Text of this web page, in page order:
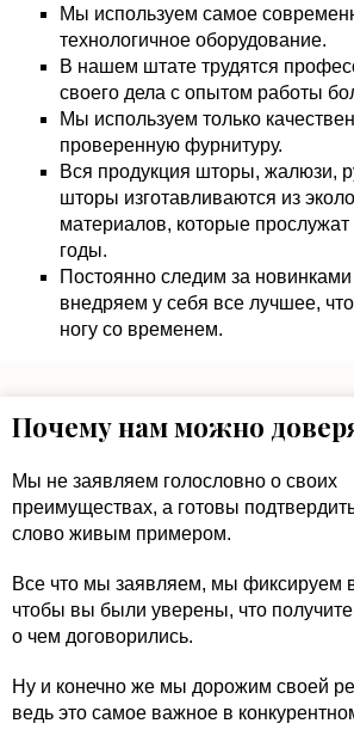
Мы используем самое
технологичное оборудование.
В нашем штате трудятся
своего дела с опытом работы
Мы используем только
проверенную фурнитуру.
Вся продукция шторы, жалюзи,
шторы изготавливаются из
материалов, которые
годы.
Постоянно следим за
внедряем у себя все лучшее,
ногу со временем.
Почему нам можно
Мы не заявляем голословно о своих
преимуществах, а готовы
слово живым примером.
Все что мы заявляем, мы фиксируем
чтобы вы были уверены, что
о чем договорились.
Ну и конечно же мы дорожим своей
ведь это самое важное в